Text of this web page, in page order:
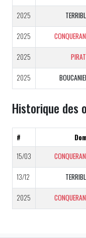
2025
2025
2025
2025
Historique des
#
15/03
13/12
2025